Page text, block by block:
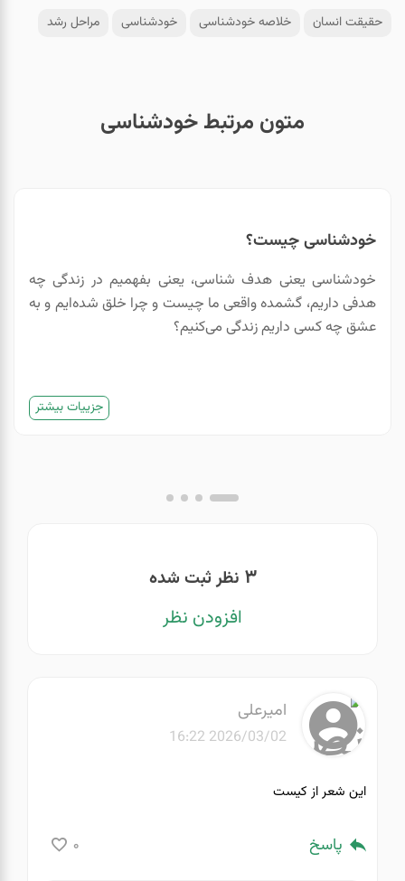
حقیقت انسان خلاصه خودشناسی خودشناسی مراحل رشد
متون مرتبط خودشناسی
خودشناسی چیست؟
خودشناسی یعنی هدف شناسی، یعنی بفهمیم در زندگی چه
هدفی داریم، گشمده واقعی ما چیست و چرا خلق شده‌ایم و به
عشق چه کسی داریم زندگی می‌کنیم؟
جزییات بیشتر
3 نظر ثبت شده
افزودن نظر
امیرعلی
2026/03/02 16:22
این شعر از کیست
پاسخ 0